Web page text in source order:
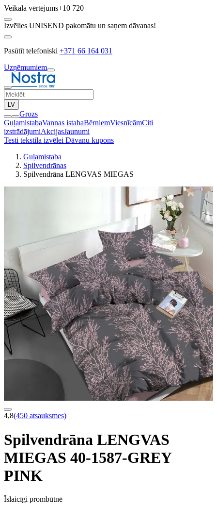
Veikala vērtējums+10 720
Izvēlies UNISEND pakomātu un saņem dāvanas!
Pasūtīt telefoniski +371 66 164 031
Uzņēmumiem
LV
Grozs
GuļamistabaVannas istabaBērniemViesnīcāmCiti
izstrādājumiAkcijasJaunumi
Testi tekstila izvēlei Dāvanu kupons
Guļamistaba
Spilvendrānas
Spilvendrāna LENGVAS MIEGAS
4,8(450 atsauksmes)
Spilvendrāna LENGVAS
MIEGAS 40-1587-GREY
PINK
Īslaicīgi prombūtnē